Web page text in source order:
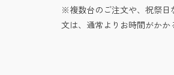
複数台のご注文や、祝祭
文は、通常よりお時間がかか